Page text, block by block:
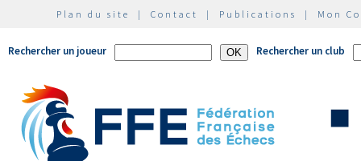
Plan du site | Contact | Publications | Mon
Rechercher un joueur Rechercher un club